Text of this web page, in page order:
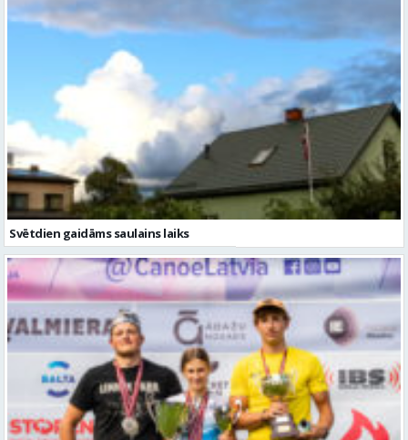
Svētdien gaidāms saulains laiks